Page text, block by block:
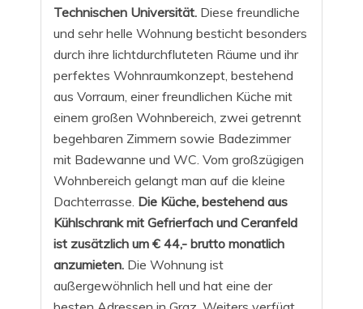
Technischen Universität. Diese freundliche
und sehr helle Wohnung besticht besonders
durch ihre lichtdurchfluteten Räume und ihr
perfektes Wohnraumkonzept, bestehend
aus Vorraum, einer freundlichen Küche mit
einem großen Wohnbereich, zwei getrennt
begehbaren Zimmern sowie Badezimmer
mit Badewanne und WC. Vom großzügigen
Wohnbereich gelangt man auf die kleine
Dachterrasse. Die Küche, bestehend aus
Kühlschrank mit Gefrierfach und Ceranfeld
ist zusätzlich um € 44,- brutto monatlich
anzumieten. Die Wohnung ist
außergewöhnlich hell und hat eine der